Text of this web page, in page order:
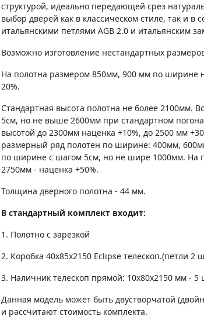
структурой, идеально передающей срез
выбор дверей как в классическом стиле, так и в
итальянскими петлями AGB 2.0 и итальянским
Возможно изготовление нестандартных
На полотна размером 850мм, 900 мм по ширине
20%.
Стандартная высота полотна не более 2100мм.
5см, но не выше 2600мм при стандартном
высотой до 2300мм наценка +10%, до 2500 мм
размерный ряд полотен по ширине: 400мм,
по ширине с шагом 5см, но не шире 1000мм. На
2750мм - наценка +50%.
Толщина дверного полотна - 44 мм.
В стандартный комплект входит:
1. Полотно c зарезкой
2. Коробка 40х85х2150 Eclipse телескоп.(петли 2
3. Наличник телескоп прямой: 10х80х2150 мм - 5
Данная модель может быть двустворчатой
и рассчитают стоимость комплекта.